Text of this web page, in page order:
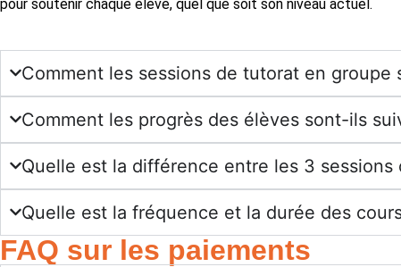
pour soutenir chaque élève, quel que soit son niveau actuel.
Comment les sessions de tutorat en groupe
Comment les progrès des élèves sont-ils
Quelle est la différence entre les 3 sessions
Quelle est la fréquence et la durée des
FAQ sur les paiements